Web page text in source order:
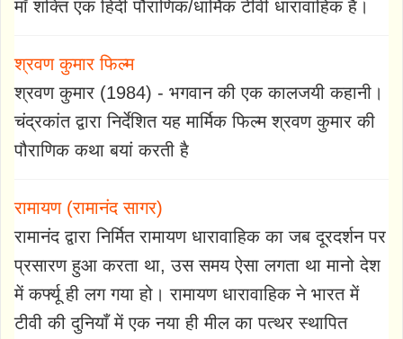
माँ शक्ति एक हिंदी पौराणिक/धार्मिक टीवी धारावाहिक है।
श्रवण कुमार फिल्म
श्रवण कुमार (1984) - भगवान की एक कालजयी कहानी।
चंद्रकांत द्वारा निर्देशित यह मार्मिक फिल्म श्रवण कुमार की
पौराणिक कथा बयां करती है
रामायण (रामानंद सागर)
रामानंद द्वारा निर्मित रामायण धारावाहिक का जब दूरदर्शन पर
प्रसारण हुआ करता था, उस समय ऐसा लगता था मानो देश
में कर्फ्यू ही लग गया हो। रामायण धारावाहिक ने भारत में
टीवी की दुनियाँ में एक नया ही मील का पत्थर स्थापित